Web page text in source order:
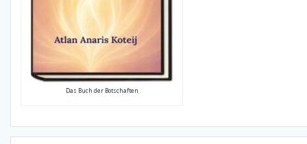
Das Buch der Botschaften